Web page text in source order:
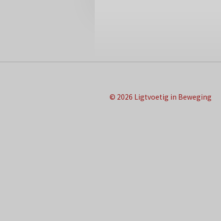
© 2026 Ligtvoetig in Beweging